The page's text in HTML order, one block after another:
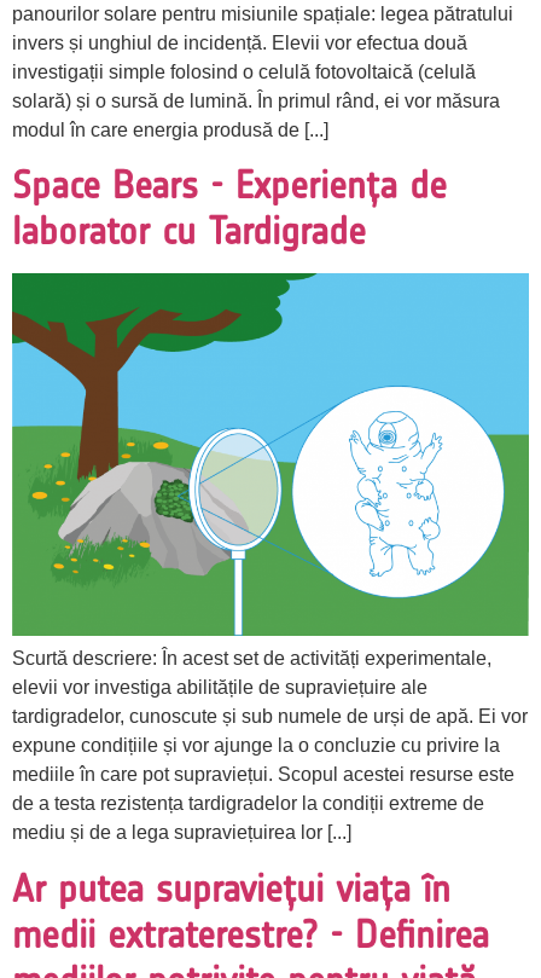
panourilor solare pentru misiunile spațiale: legea pătratului
invers și unghiul de incidență. Elevii vor efectua două
investigații simple folosind o celulă fotovoltaică (celulă
solară) și o sursă de lumină. În primul rând, ei vor măsura
modul în care energia produsă de [...]
Space Bears - Experiența de
laborator cu Tardigrade
Scurtă descriere: În acest set de activități experimentale,
elevii vor investiga abilitățile de supraviețuire ale
tardigradelor, cunoscute și sub numele de urși de apă. Ei vor
expune condițiile și vor ajunge la o concluzie cu privire la
mediile în care pot supraviețui. Scopul acestei resurse este
de a testa rezistența tardigradelor la condiții extreme de
mediu și de a lega supraviețuirea lor [...]
Ar putea supraviețui viața în
medii extraterestre? - Definirea